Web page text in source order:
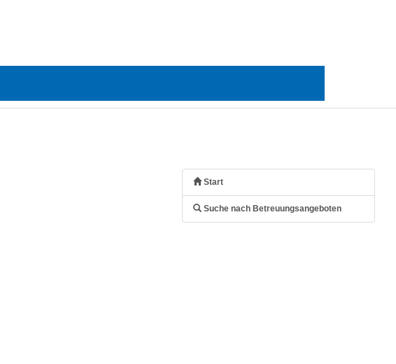
Start
Suche nach Betreuungsangeboten